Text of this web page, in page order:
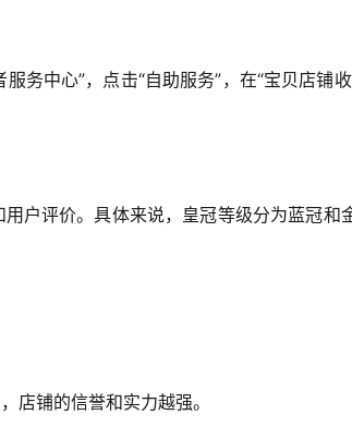
务中心”，点击“自助服务”，在“宝贝店铺
户评价。具体来说，皇冠等级分为蓝冠和
店铺的信誉和实力越强。